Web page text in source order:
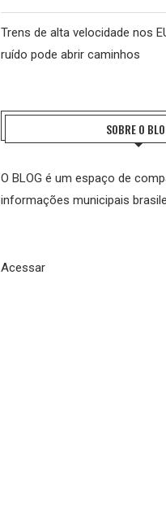
Trens de alta velocidade nos
ruído pode abrir caminhos
SOBRE O
O BLOG é um espaço de
informações municipais
Acessar